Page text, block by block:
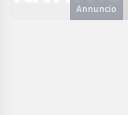
Annuncio